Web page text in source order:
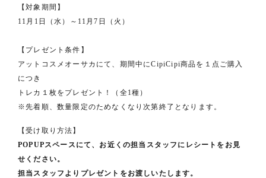
【対象期間】
11月1日（水）～11月7日（火）
【プレゼント条件】
アットコスメオーサカにて、期間中にCipiCipi商品を１点ご購入
につき
トレカ１枚をプレゼント！（全1種）
※先着順、数量限定のためなくなり次第終了となります。
【受け取り方法】
POPUPスペースにて、お近くの担当スタッフにレシートをお見
せください。
担当スタッフよりプレゼントをお渡しいたします。